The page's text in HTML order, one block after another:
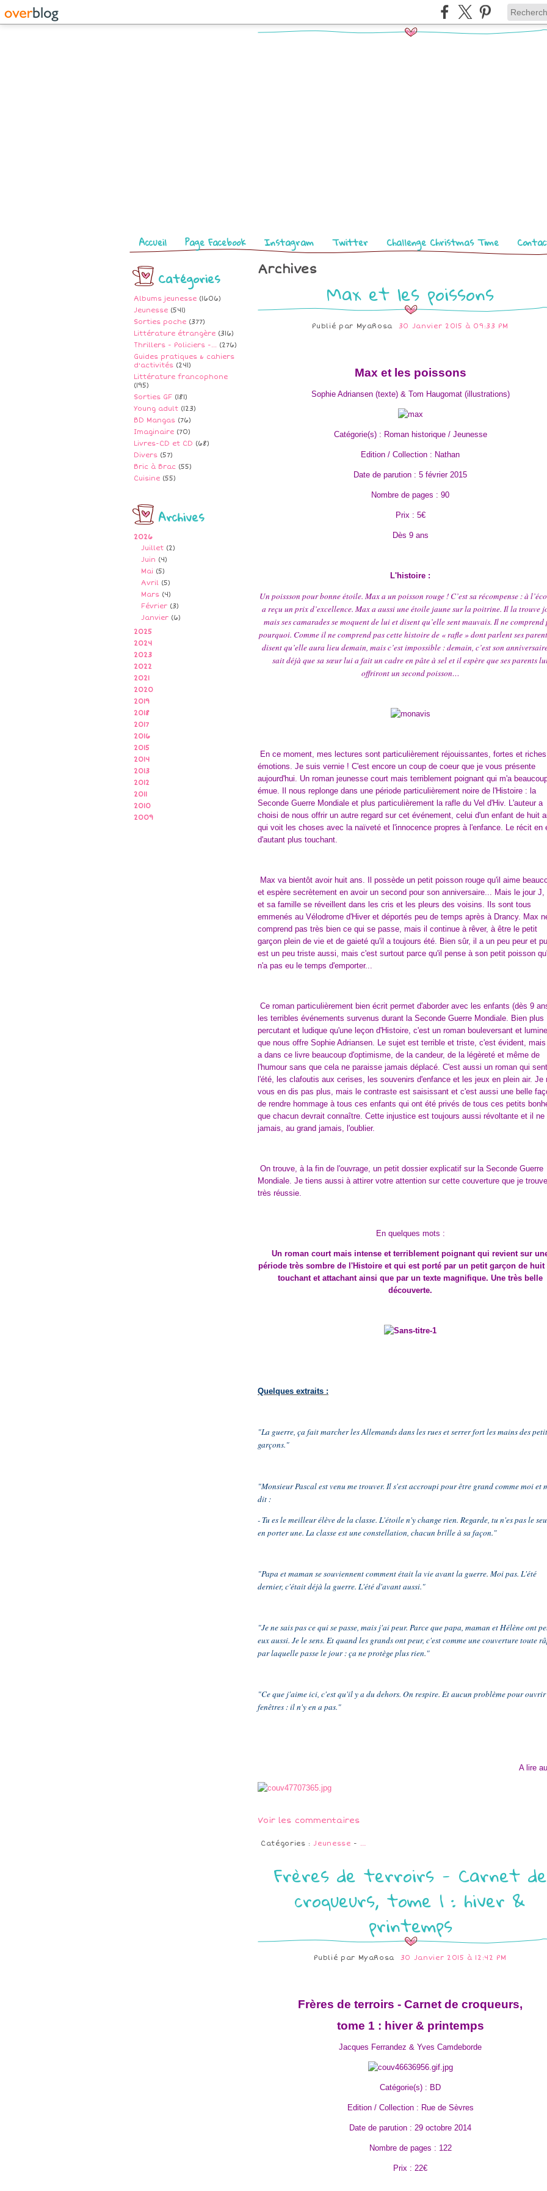
Pages
Accueil Page Facebook Instagram Twitter Challenge Christmas Time
Catégories
Albums jeunesse (1606)
Jeunesse (541)
Sorties poche (377)
Littérature étrangère (316)
Thrillers - Policiers -... (276)
Guides pratiques & cahiers
d'activités (241)
Littérature francophone
(195)
Sorties GF (181)
Young adult (123)
BD Mangas (76)
Imaginaire (70)
Livres-CD et CD (68)
Divers (57)
Bric à Brac (55)
Cuisine (55)
Archives
2026
Juillet (2)
Juin (4)
Mai (5)
Avril (5)
Mars (4)
Février (3)
Janvier (6)
2025
2024
2023
2022
2021
2020
2019
2018
2017
2016
2015
2014
2013
2012
2011
2010
2009
Archives
Max et les poissons
Publié par MyaRosa 30 Janvier 2015 à 09:33 PM
Max et les poissons
Sophie Adriansen (texte) & Tom Haugomat (illustrations)
Catégorie(s) : Roman historique / Jeunesse
Edition / Collection : Nathan
Date de parution : 5 février 2015
Nombre de pages : 90
Prix : 5€
Dès 9 ans
L'histoire :
Un poissson pour bonne étoile. Max a un poisson rouge ! C’est sa récompense : à
a reçu un prix d’excellence. Max a aussi une étoile jaune sur la poitrine. Il la trouve
mais ses camarades se moquent de lui et disent qu’elle sent mauvais. Il ne comprend
pourquoi. Comme il ne comprend pas cette histoire de « rafle » dont parlent ses
disent qu’elle aura lieu demain, mais c’est impossible : demain, c’est son
sait déjà que sa sœur lui a fait un cadre en pâte à sel et il espère que ses parents
offriront un second poisson…
En ce moment, mes lectures sont particulièrement réjouissantes, fortes et
émotions. Je suis vernie ! C'est encore un coup de coeur que je vous présente
aujourd'hui. Un roman jeunesse court mais terriblement poignant qui m'a
émue. Il nous replonge dans une période particulièrement noire de l'Histoire : la
Seconde Guerre Mondiale et plus particulièrement la rafle du Vel d'Hiv. L'auteur a
choisi de nous offrir un autre regard sur cet événement, celui d'un enfant de huit
qui voit les choses avec la naïveté et l'innocence propres à l'enfance. Le récit en
d'autant plus touchant.
Max va bientôt avoir huit ans. Il possède un petit poisson rouge qu'il aime
et espère secrètement en avoir un second pour son anniversaire... Mais le jour J,
et sa famille se réveillent dans les cris et les pleurs des voisins. Ils sont tous
emmenés au Vélodrome d'Hiver et déportés peu de temps après à Drancy. Max
comprend pas très bien ce qui se passe, mais il continue à rêver, à être le petit
garçon plein de vie et de gaieté qu'il a toujours été. Bien sûr, il a un peu peur et
est un peu triste aussi, mais c'est surtout parce qu'il pense à son petit poisson
n'a pas eu le temps d'emporter...
Ce roman particulièrement bien écrit permet d'aborder avec les enfants (dès 9
les terribles événements survenus durant la Seconde Guerre Mondiale. Bien plus
percutant et ludique qu'une leçon d'Histoire, c'est un roman bouleversant et
que nous offre Sophie Adriansen. Le sujet est terrible et triste, c'est évident,
a dans ce livre beaucoup d'optimisme, de la candeur, de la légèreté et même de
l'humour sans que cela ne paraisse jamais déplacé. C'est aussi un roman qui
l'été, les clafoutis aux cerises, les souvenirs d'enfance et les jeux en plein air. Je
vous en dis pas plus, mais le contraste est saisissant et c'est aussi une belle
de rendre hommage à tous ces enfants qui ont été privés de tous ces petits
que chacun devrait connaître. Cette injustice est toujours aussi révoltante et il ne
jamais, au grand jamais, l'oublier.
On trouve, à la fin de l'ouvrage, un petit dossier explicatif sur la Seconde Guerre
Mondiale. Je tiens aussi à attirer votre attention sur cette couverture que je trouve
très réussie.
En quelques mots :
Un roman court mais intense et terriblement poignant qui revient sur
période très sombre de l'Histoire et qui est porté par un petit garçon de huit
touchant et attachant ainsi que par un texte magnifique. Une très belle
découverte.
Quelques extraits :
"La guerre, ça fait marcher les Allemands dans les rues et serrer fort les mains des
garçons."
"Monsieur Pascal est venu me trouver. Il s'est accroupi pour être grand comme moi et
dit :
- Tu es le meilleur élève de la classe. L'étoile n'y change rien. Regarde, tu n'es pas le
en porter une. La classe est une constellation, chacun brille à sa façon."
"Papa et maman se souviennent comment était la vie avant la guerre. Moi pas. L'été
dernier, c'était déjà la guerre. L'été d'avant aussi."
"Je ne sais pas ce qui se passe, mais j'ai peur. Parce que papa, maman et Hélène ont
eux aussi. Je le sens. Et quand les grands ont peur, c'est comme une couverture toute
par laquelle passe le jour : ça ne protège plus rien."
"Ce que j'aime ici, c'est qu'il y a du dehors. On respire. Et aucun problème pour ouvrir
fenêtres : il n'y en a pas."
A lire
Voir les commentaires
Catégories :Jeunesse - …
Frères de terroirs - Carnet de
croqueurs, tome 1 : hiver &
printemps
Publié par MyaRosa 30 Janvier 2015 à 12:42 PM
Frères de terroirs - Carnet de croqueurs,
tome 1 : hiver & printemps
Jacques Ferrandez & Yves Camdeborde
Catégorie(s) : BD
Edition / Collection : Rue de Sèvres
Date de parution : 29 octobre 2014
Nombre de pages : 122
Prix : 22€